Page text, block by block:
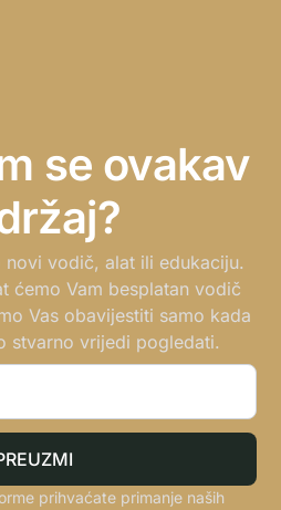
se ovakav
vodič, alat ili edukaciju.
ćemo Vam besplatan vodič
Vas obavijestiti samo kada
stvarno vrijedi pogledati.
prihvaćate primanje naših